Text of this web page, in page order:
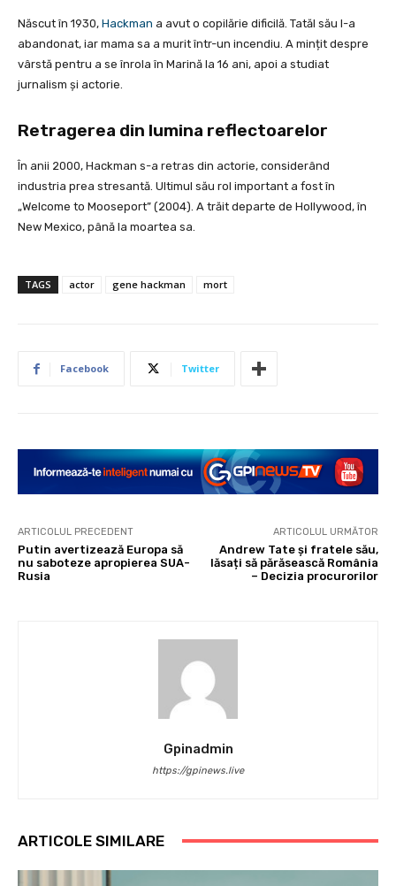
Născut în 1930, Hackman a avut o copilărie dificilă. Tatăl său l-a
abandonat, iar mama sa a murit într-un incendiu. A mințit despre
vârstă pentru a se înrola în Marină la 16 ani, apoi a studiat
jurnalism și actorie.
Retragerea din lumina reflectoarelor
În anii 2000, Hackman s-a retras din actorie, considerând
industria prea stresantă. Ultimul său rol important a fost în
„Welcome to Mooseport” (2004). A trăit departe de Hollywood, în
New Mexico, până la moartea sa.
TAGS actor gene hackman mort
Facebook Twitter
ARTICOLUL PRECEDENT
Putin avertizează Europa să
nu saboteze apropierea SUA-
Rusia
ARTICOLUL URMĂTOR
Andrew Tate și fratele său,
lăsați să părăsească România
– Decizia procurorilor
Gpinadmin
https://gpinews.live
ARTICOLE SIMILARE